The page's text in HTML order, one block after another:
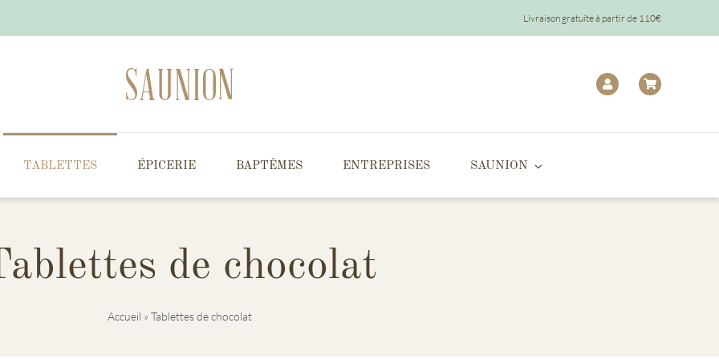
Livraison gratuite à partir de 110€
TABLETTES ÉPICERIE BAPTÊMES ENTREPRISES SAUNION
de chocolat
Accueil » Tablettes de chocolat